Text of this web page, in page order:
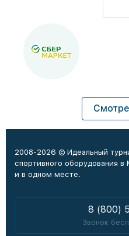
2008-2026 © Идеальный
спортивного оборудования
и в одном месте.
8 (800)
Звонок